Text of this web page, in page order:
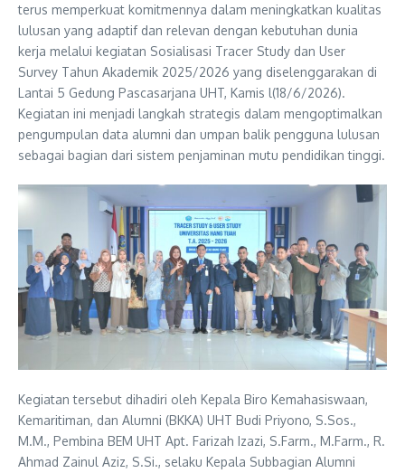
terus memperkuat komitmennya dalam meningkatkan kualitas
lulusan yang adaptif dan relevan dengan kebutuhan dunia
kerja melalui kegiatan Sosialisasi Tracer Study dan User
Survey Tahun Akademik 2025/2026 yang diselenggarakan di
Lantai 5 Gedung Pascasarjana UHT, Kamis l(18/6/2026).
Kegiatan ini menjadi langkah strategis dalam mengoptimalkan
pengumpulan data alumni dan umpan balik pengguna lulusan
sebagai bagian dari sistem penjaminan mutu pendidikan tinggi.
Kegiatan tersebut dihadiri oleh Kepala Biro Kemahasiswaan,
Kemaritiman, dan Alumni (BKKA) UHT Budi Priyono, S.Sos.,
M.M., Pembina BEM UHT Apt. Farizah Izazi, S.Farm., M.Farm., R.
Ahmad Zainul Aziz, S.Si., selaku Kepala Subbagian Alumni